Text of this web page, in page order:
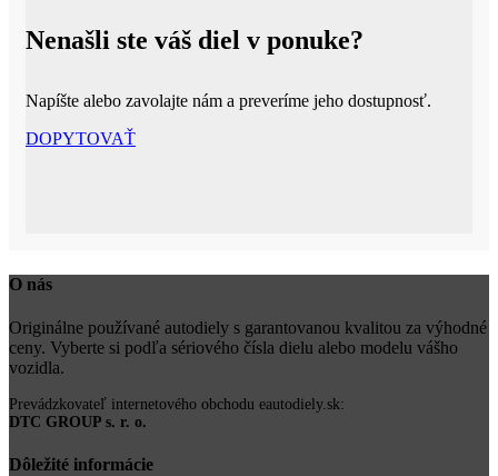
Nenašli ste váš diel v ponuke?
Napíšte alebo zavolajte nám a preveríme jeho dostupnosť.
DOPYTOVAŤ
O nás
Originálne používané autodiely s garantovanou kvalitou za výhodné
ceny. Vyberte si podľa sériového čísla dielu alebo modelu vášho
vozidla.
Prevádzkovateľ internetového obchodu eautodiely.sk:
DTC GROUP s. r. o.
Dôležité informácie